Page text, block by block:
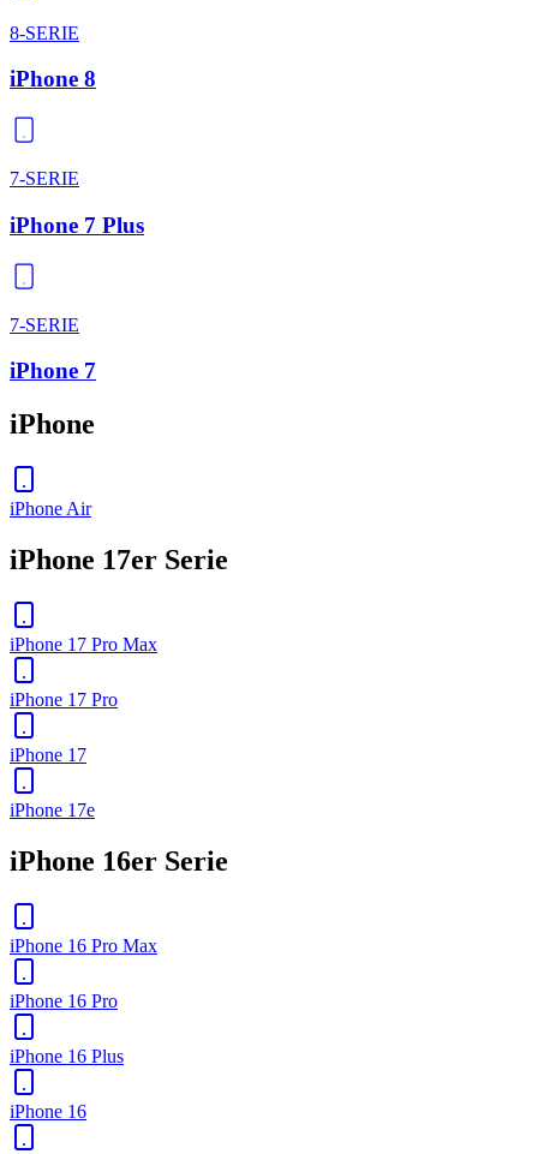
8-SERIE
iPhone 8
7-SERIE
iPhone 7 Plus
7-SERIE
iPhone 7
iPhone
iPhone Air
iPhone 17er Serie
iPhone 17 Pro Max
iPhone 17 Pro
iPhone 17
iPhone 17e
iPhone 16er Serie
iPhone 16 Pro Max
iPhone 16 Pro
iPhone 16 Plus
iPhone 16